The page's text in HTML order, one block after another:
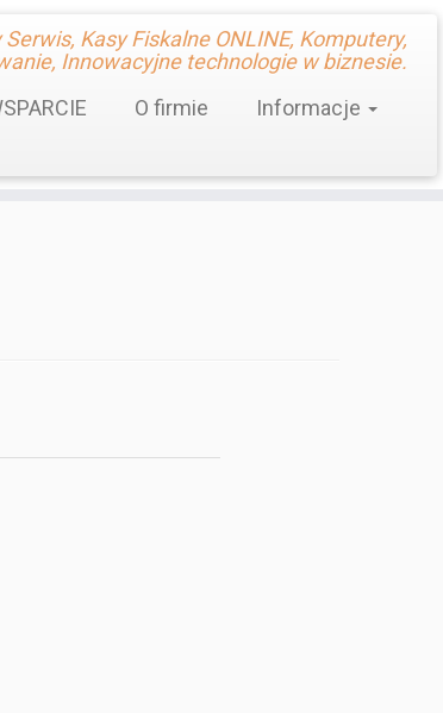
Kasy Fiskalne ONLINE, Komputery,
Innowacyjne technologie w biznesie.
O firmie
Informacje